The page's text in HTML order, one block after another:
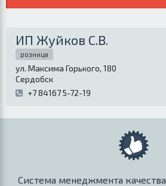
ИП Жуйков С.В.
розница
ул. Максима Горького, 180
Сердобск
+7 84167 5-72-19
Система менеджмента